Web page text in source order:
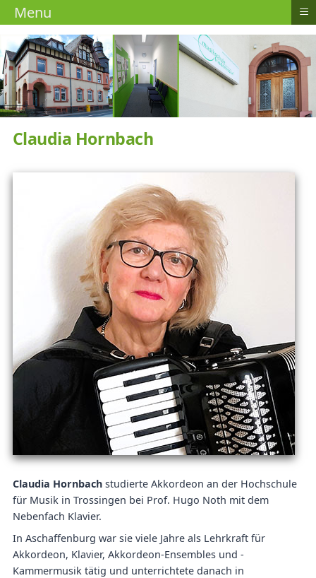
Claudia Hornbach
Claudia Hornbachstudierte Akkordeon an der Hochschule
für Musik in Trossingen bei Prof. Hugo Noth mit dem
Nebenfach Klavier.
In Aschaffenburg war sie viele Jahre als Lehrkraft für
Akkordeon, Klavier, Akkordeon-Ensembles und -
Kammermusik tätig und unterrichtete danach in
Menu ≡